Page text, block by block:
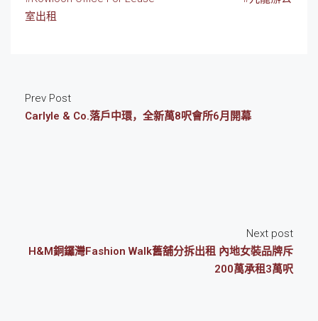
室出租
Prev Post
Carlyle & Co.落戶中環，全新萬8呎會所6月開幕
Next post
H&M銅鑼灣Fashion Walk舊舖分拆出租 內地女裝品牌斥
200萬承租3萬呎